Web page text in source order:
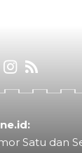
Satu dan